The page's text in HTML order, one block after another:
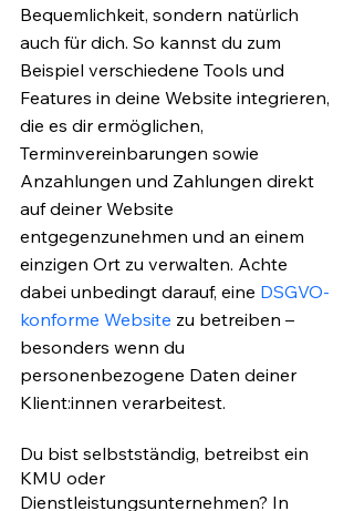
Bequemlichkeit, sondern natürlich
auch für dich. So kannst du zum
Beispiel verschiedene Tools und
Features in deine Website integrieren,
die es dir ermöglichen,
Terminvereinbarungen sowie
Anzahlungen und Zahlungen direkt
auf deiner Website
entgegenzunehmen und an einem
einzigen Ort zu verwalten. Achte
dabei unbedingt darauf, eine DSGVO-
konforme Website zu betreiben –
besonders wenn du
personenbezogene Daten deiner
Klient:innen verarbeitest.
Du bist selbstständig, betreibst ein
KMU oder
Dienstleistungsunternehmen? In